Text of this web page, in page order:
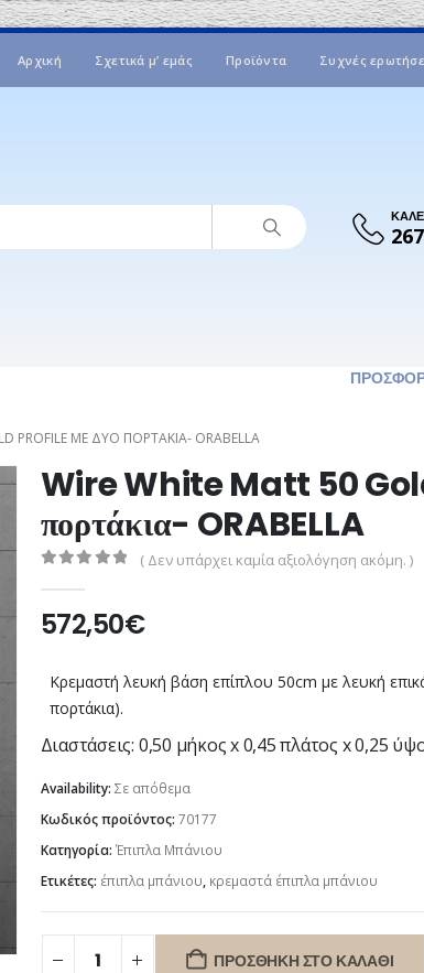
Αρχική Σχετικά μ’ εμάς Προϊόντα Συχνές
PROFILE ΜΕ ΔΎΟ ΠΟΡΤΆΚΙΑ- ORABELLA
Wire White Matt 50
πορτάκια- ORABELLA
( Δεν υπάρχει καμία αξιολόγηση ακόμη. )
572,50€
Κρεμαστή λευκή βάση επίπλου 50cm με λευκή
πορτάκια).
Διαστάσεις: 0,50 μήκος x 0,45 πλάτος x 0,25
Availability: Σε απόθεμα
Κωδικός προϊόντος: 70177
Κατηγορία: Έπιπλα Μπάνιου
Ετικέτες: έπιπλα μπάνιου, κρεμαστά έπιπλα μπάνιου
ΠΡΟΣΘΉΚΗ ΣΤΟ ΚΑΛΆΘΙ